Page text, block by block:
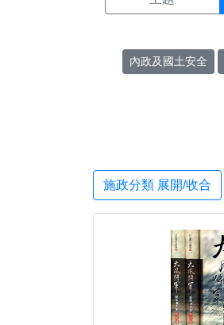
內政及國土安全
施政分類 展開/收合